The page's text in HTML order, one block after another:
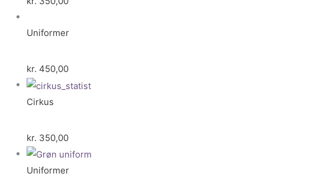
Uniformer
kr. 450,00
Cirkus
kr. 350,00
Uniformer